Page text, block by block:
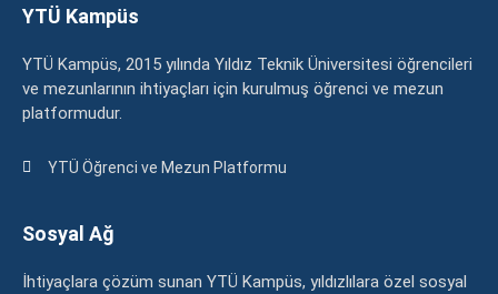
YTÜ Kampüs
YTÜ Kampüs, 2015 yılında Yıldız Teknik Üniversitesi öğrencileri
ve mezunlarının ihtiyaçları için kurulmuş öğrenci ve mezun
platformudur.
YTÜ Öğrenci ve Mezun Platformu
Sosyal Ağ
İhtiyaçlara çözüm sunan YTÜ Kampüs, yıldızlılara özel sosyal